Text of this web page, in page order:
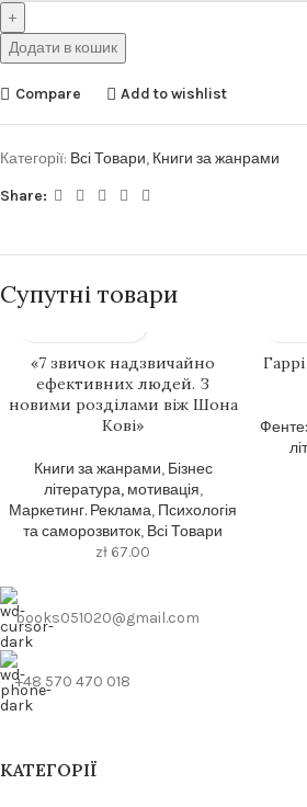
Додати в кошик
Compare Add to wishlist
Категорії: Всі Товари, Книги за жанрами
Share:
Супутні товари
«7 звичок надзвичайно
ефективних людей. З
новими розділами віж Шона
Кові»
Книги за жанрами, Бізнес
література, мотивація,
Маркетинг. Реклама, Психологія
та саморозвиток, Всі Товари
zł 67.00
books051020@gmail.com
+48 570 470 018
КАТЕГОРІЇ